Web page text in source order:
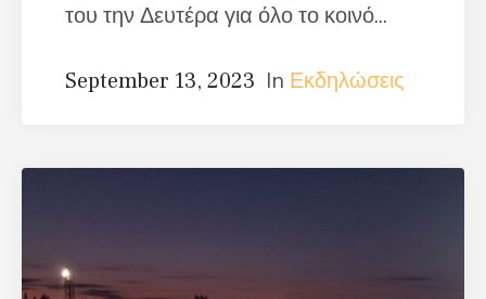
του την Δευτέρα για όλο το κοινό...
September 13, 2023 In Εκδηλώσεις